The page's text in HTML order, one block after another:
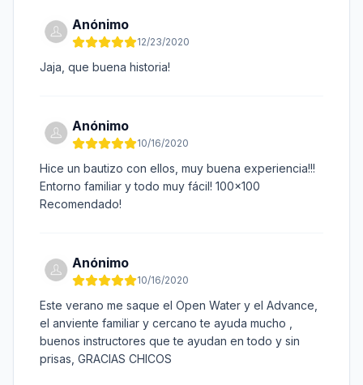
Anónimo
12/23/2020
Jaja, que buena historia!
Anónimo
10/16/2020
Hice un bautizo con ellos, muy buena experiencia!!!
Entorno familiar y todo muy fácil! 100x100
Recomendado!
Anónimo
10/16/2020
Este verano me saque el Open Water y el Advance,
el anviente familiar y cercano te ayuda mucho ,
buenos instructores que te ayudan en todo y sin
prisas, GRACIAS CHICOS